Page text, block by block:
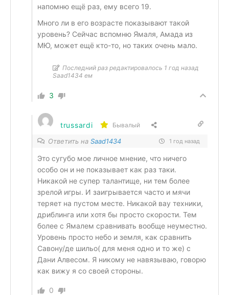
напомню ещё раз, ему всего 19.
Много ли в его возрасте показывают такой
уровень? Сейчас вспомню Ямаля, Амада из
МЮ, может ещё кто-то, но таких очень мало.
Последний раз редактировалось 1 год назад
Saad1434 ем
3
trussardi Бывалый
Ответить на Saad1434 1 год назад
Это сугубо мое личное мнение, что ничего
особо он и не показывает как раз таки.
Никакой не супер талантище, ни тем более
зрелой игры. И заигрывается часто и мячи
теряет на пустом месте. Никакой вау техники,
дриблинга или хотя бы просто скорости. Тем
более с Ямалем сравнивать вообще неуместно.
Уровень просто небо и земля, как сравнить
Савону/де шильо( для меня одно и то же) с
Дани Алвесом. Я никому не навязываю, говорю
как вижу я со своей стороны.
0